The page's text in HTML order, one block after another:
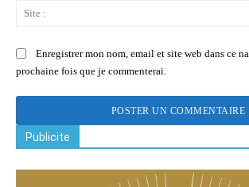
Enregistrer mon nom, email et site web dans ce
prochaine fois que je commenterai.
Publicite